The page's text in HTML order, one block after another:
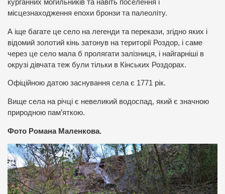
курганних могильників та навіть поселення і
місцезнаходження епохи бронзи та палеоліту.
А іще багате це село на легенди та перекази, згідно яких і
відомий золотий кінь затонув на території Роздор, і саме
через це село мала б пролягати залізниця, і найгарніші в
окрузі дівчата теж були тільки в Кінських Роздорах.
Офіційною датою заснування села є 1771 рік.
Вище села на річці є невеликий водоспад, який є значною
природною пам’яткою.
Фото Романа Маленкова.